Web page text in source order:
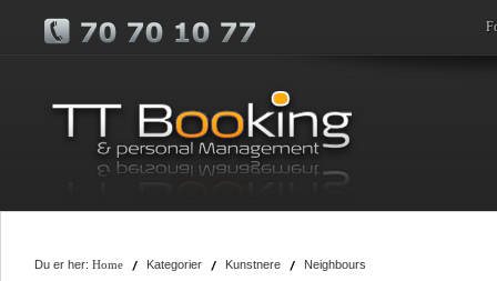
Du er her: Home Kategorier Kunstnere Neighbours